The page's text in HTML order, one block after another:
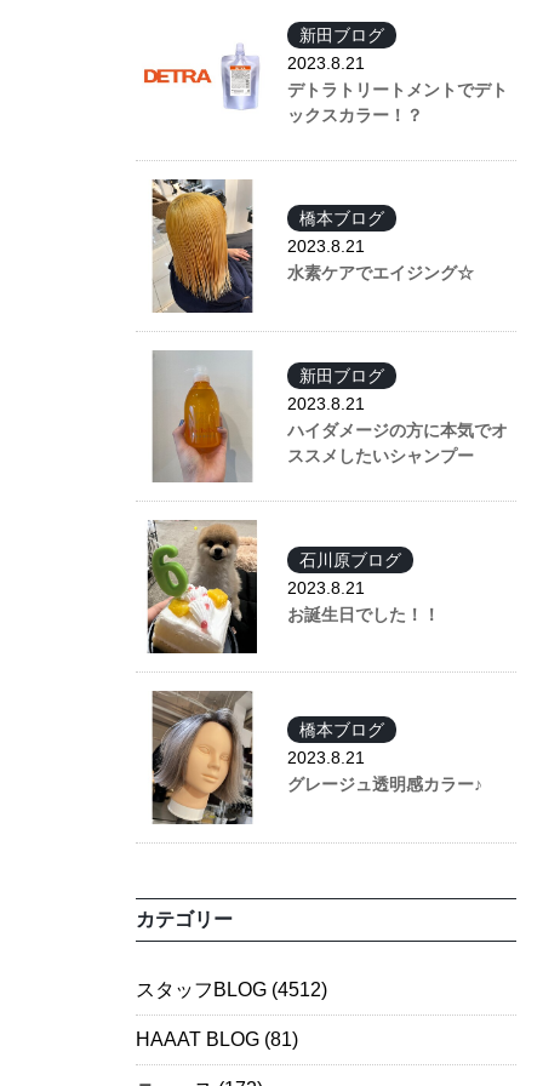
新田ブログ
2023.8.21
デトラトリートメントでデト
ックスカラー！？
橋本ブログ
2023.8.21
水素ケアでエイジング☆
新田ブログ
2023.8.21
ハイダメージの方に本気でオ
ススメしたいシャンプー
石川原ブログ
2023.8.21
お誕生日でした！！
橋本ブログ
2023.8.21
グレージュ透明感カラー♪
カテゴリー
スタッフBLOG (4512)
HAAAT BLOG (81)